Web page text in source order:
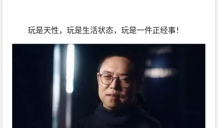
玩是天性，玩是生活状态，玩是一件正经事！